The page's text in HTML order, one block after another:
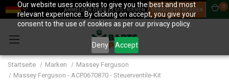
Our website uses cookies to give you the best and most
relevant experience. By clicking on accept, you give your
consent to the use of cookies as per our privacy policy.
Deny Accept
ANMELDEN ODER REGISTRIEREN VERKÄUFER WERDEN
0
Startseite Marken
Massey Ferguson
Massey Ferguson - ACP0670870 - Steuerventile-Kit